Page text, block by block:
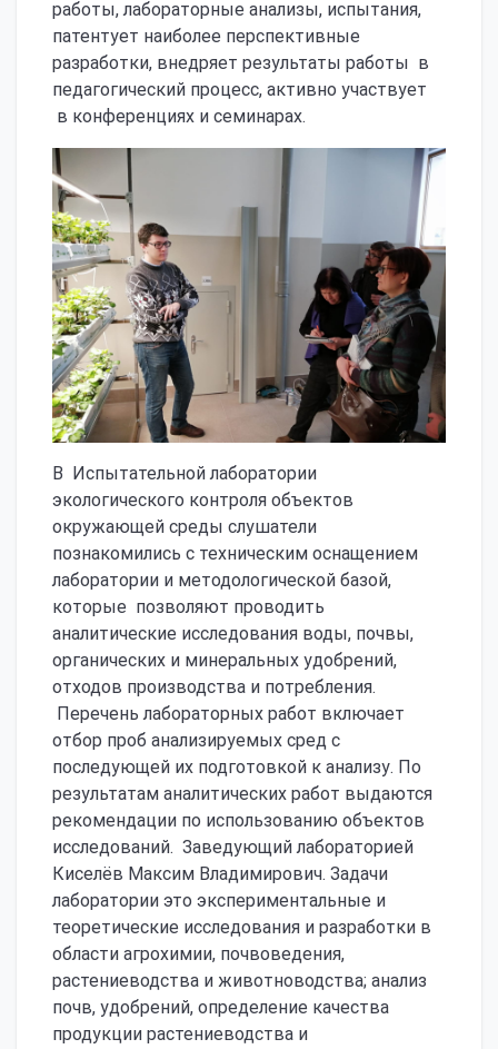
работы, лабораторные анализы, испытания,
патентует наиболее перспективные
разработки, внедряет результаты работы в
педагогический процесс, активно участвует
в конференциях и семинарах.
В Испытательной лаборатории
экологического контроля объектов
окружающей среды слушатели
познакомились с техническим оснащением
лаборатории и методологической базой,
которые позволяют проводить
аналитические исследования воды, почвы,
органических и минеральных удобрений,
отходов производства и потребления.
Перечень лабораторных работ включает
отбор проб анализируемых сред с
последующей их подготовкой к анализу. По
результатам аналитических работ выдаются
рекомендации по использованию объектов
исследований. Заведующий лабораторией
Киселёв Максим Владимирович. Задачи
лаборатории это экспериментальные и
теоретические исследования и разработки в
области агрохимии, почвоведения,
растениеводства и животноводства; анализ
почв, удобрений, определение качества
продукции растениеводства и